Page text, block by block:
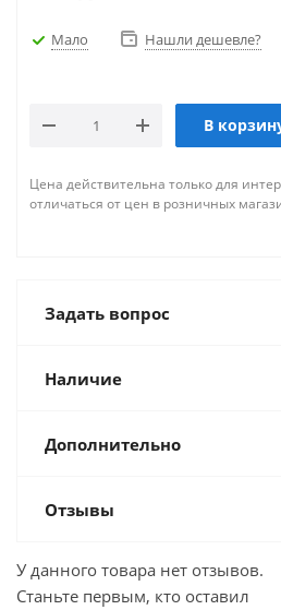
Мало Нашли дешевле?
В
Цена действительна только для
отличаться от цен в розничных
Задать вопрос
Наличие
Дополнительно
Отзывы
У данного товара нет отзывов.
Станьте первым, кто оставил